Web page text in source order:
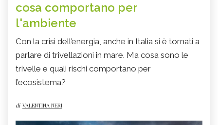
cosa comportano per
l'ambiente
Con la crisi dell’energia, anche in Italia si è tornati a
parlare di trivellazioni in mare. Ma cosa sono le
trivelle e quali rischi comportano per
l’ecosistema?
di VALENTINA NERI